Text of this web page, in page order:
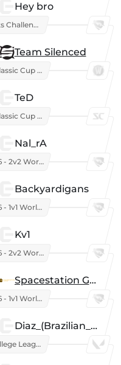
Hey bro
Bell Esports Challenge 2026
Team Silenced
Blizzard Classic Cup 2026
TeD
Blizzard Classic Cup 2026
Nal_rA
RLCS 2026 - 2v2 World Championship
Backyardigans
RLCS 2026 - 1v1 World Championship
Kv1
RLCS 2026 - 2v2 World Championship
Spacestation Gaming
RLCS 2026 - 1v1 World Championship
Diaz_(Brazilian_Player)
PlayVS College League 2025: Fall